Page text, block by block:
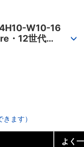
W10-16
・12世代
ます）
よく